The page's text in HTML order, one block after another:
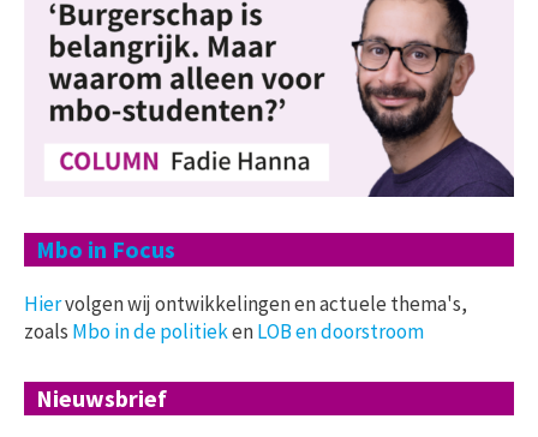
Mbo in Focus
Hiervolgen wij ontwikkelingen en actuele thema's,
zoals Mbo in de politiekenLOB en doorstroom
Nieuwsbrief